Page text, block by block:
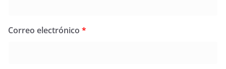
Correo electrónico *